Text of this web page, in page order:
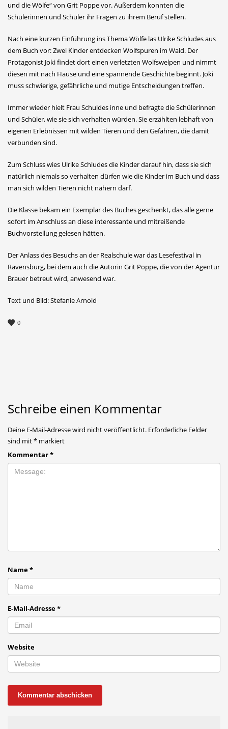
und die Wölfe“ von Grit Poppe vor. Außerdem konnten die
Schülerinnen und Schüler ihr Fragen zu ihrem Beruf stellen.
Nach eine kurzen Einführung ins Thema Wölfe las Ulrike Schludes aus
dem Buch vor: Zwei Kinder entdecken Wolfspuren im Wald. Der
Protagonist Joki findet dort einen verletzten Wolfswelpen und nimmt
diesen mit nach Hause und eine spannende Geschichte beginnt. Joki
muss schwierige, gefährliche und mutige Entscheidungen treffen.
Immer wieder hielt Frau Schuldes inne und befragte die Schülerinnen
und Schüler, wie sie sich verhalten würden. Sie erzählten lebhaft von
eigenen Erlebnissen mit wilden Tieren und den Gefahren, die damit
verbunden sind.
Zum Schluss wies Ulrike Schludes die Kinder darauf hin, dass sie sich
natürlich niemals so verhalten dürfen wie die Kinder im Buch und dass
man sich wilden Tieren nicht nähern darf.
Die Klasse bekam ein Exemplar des Buches geschenkt, das alle gerne
sofort im Anschluss an diese interessante und mitreißende
Buchvorstellung gelesen hätten.
Der Anlass des Besuchs an der Realschule war das Lesefestival in
Ravensburg, bei dem auch die Autorin Grit Poppe, die von der Agentur
Brauer betreut wird, anwesend war.
Text und Bild: Stefanie Arnold
0
Schreibe einen Kommentar
Deine E-Mail-Adresse wird nicht veröffentlicht. Erforderliche Felder
sind mit* markiert
Kommentar*
Name*
E-Mail-Adresse*
Website